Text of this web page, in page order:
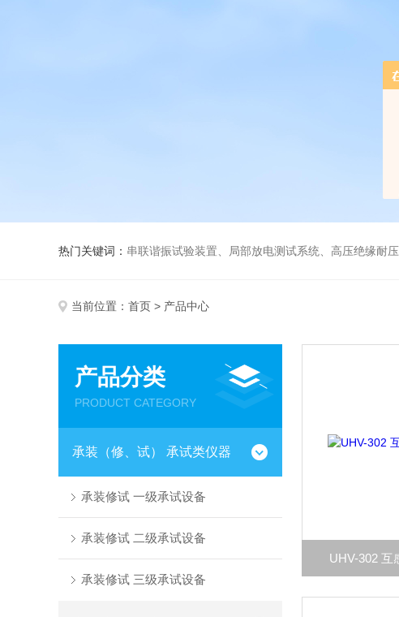
热门关键词： 串联谐振试验装置、局部放电测试系统、高压绝缘耐压
当前位置： 首页 > 产品中心
产品分类
PRODUCT CATEGORY
承装（修、试） 承试类仪器
承装修试 一级承试设备
承装修试 二级承试设备
承装修试 三级承试设备
UHV-302 互